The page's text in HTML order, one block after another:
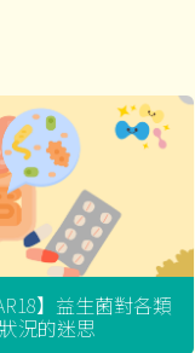
】益生菌對各類
況的迷思